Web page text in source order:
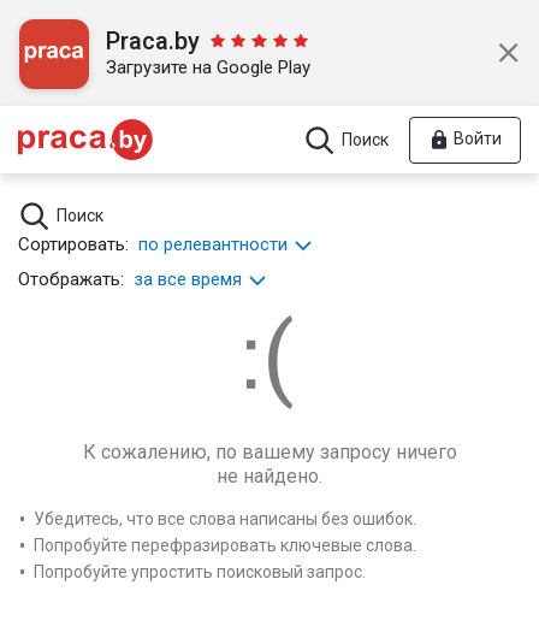
Praca.by
Загрузите на Google Play
Поиск Войти
Поиск
Сортировать: по релевантности
Отображать: за все время
К сожалению, по вашему запросу ничего
не найдено.
Убедитесь, что все слова написаны без ошибок.
Попробуйте перефразировать ключевые слова.
Попробуйте упростить поисковый запрос.